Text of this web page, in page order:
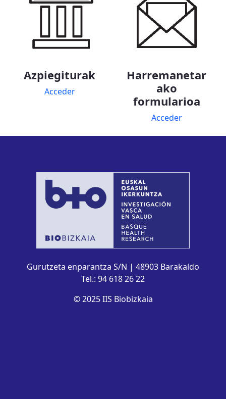
Azpiegiturak
Acceder
Harremanetar
ako
formularioa
Acceder
Gurutzeta enparantza S/N | 48903 Barakaldo
Tel.: 94 618 26 22
© 2025 IIS Biobizkaia